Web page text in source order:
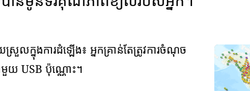
ក្នុងការដំឡើង៖ អ្នកគ្រាន់តែត្រូវការចំណុច
មួយ USB ប៉ុណ្ណោះ។